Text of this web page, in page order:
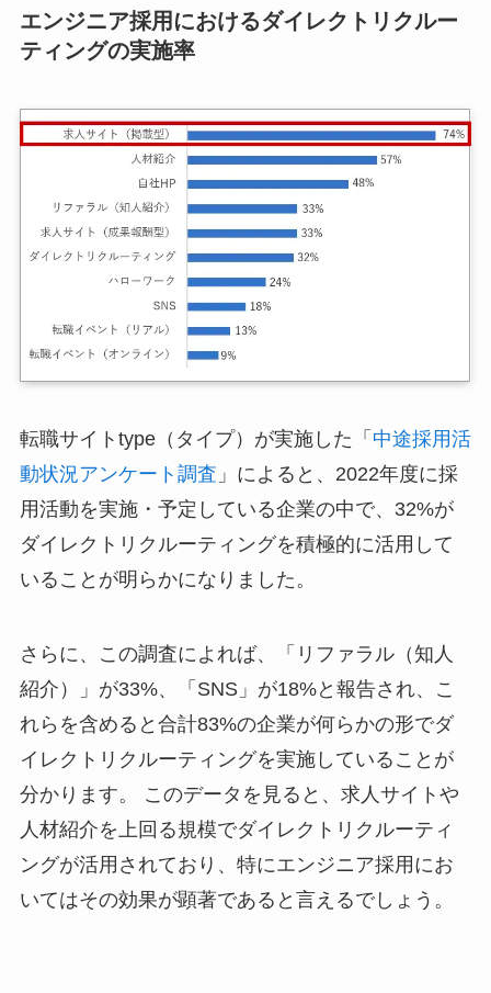
エンジニア採用におけるダイレクトリクルー
ティングの実施率
転職サイトtype（タイプ）が実施した「 中途採用活
動状況アンケート調査 」によると、2022年度に採
用活動を実施・予定している企業の中で、32%が
ダイレクトリクルーティングを積極的に活用して
いることが明らかになりました。
さらに、この調査によれば、「リファラル（知人
紹介）」が33%、「SNS」が18%と報告され、こ
れらを含めると合計83%の企業が何らかの形でダ
イレクトリクルーティングを実施していることが
分かります。 このデータを見ると、求人サイトや
人材紹介を上回る規模でダイレクトリクルーティ
ングが活用されており、特にエンジニア採用にお
いてはその効果が顕著であると言えるでしょう。